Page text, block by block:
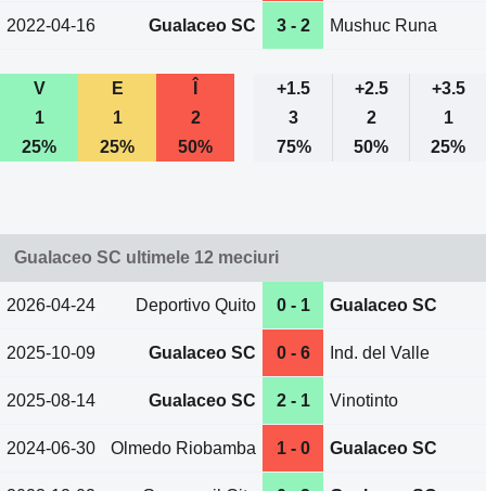
2022-04-16 Gualaceo SC 3 - 2 Mushuc Runa
V E +1.5 +2.5
+3.5
1
1 2 3 2
1
25%
25% 50% 75% 50% 25%
Gualaceo SC ultimele 12 meciuri
2026-04-24 Deportivo Quito 0 - 1 Gualaceo SC
2025-10-09 Gualaceo SC 0 - 6 Ind. del Valle
2025-08-14 Gualaceo SC 2 - 1 Vinotinto
2024-06-30 Olmedo Riobamba 1 - 0 Gualaceo SC